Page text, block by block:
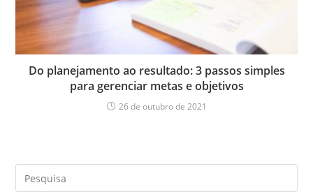
Do planejamento ao resultado: 3 passos simples
para gerenciar metas e objetivos
26 de outubro de 2021